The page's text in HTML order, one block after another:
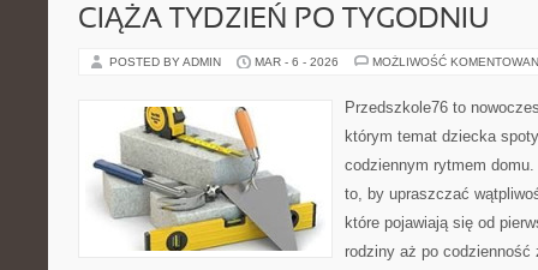
CIĄŻA TYDZIEŃ PO TYGODNIU
POSTED BY ADMIN MAR - 6 - 2026 MOŻLIWOŚĆ
Przedszkole76 to
którym temat dziecka
codziennym rytmem
to, by upraszczać
które pojawiają się od
rodziny aż po